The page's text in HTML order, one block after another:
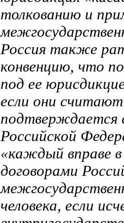
толкованию и
Россия также
конвенцию, что
под ее
если они
подтверждается
Российской
«каждый вправе
договорами
человека, если